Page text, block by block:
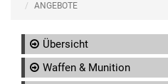
ANGEBOTE
Übersicht
Waffen & Munition